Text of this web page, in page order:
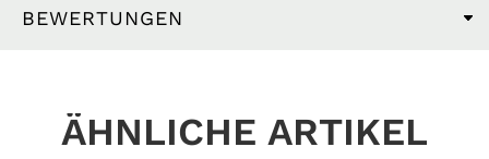
BEWERTUNGEN
ÄHNLICHE ARTIKEL